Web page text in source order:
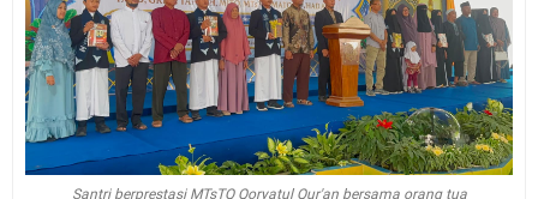
Santri berprestasi MTsTQ Qoryatul Qur'an bersama orang tua